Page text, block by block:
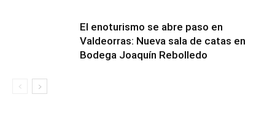
El enoturismo se abre paso en
Valdeorras: Nueva sala de catas en
Bodega Joaquín Rebolledo